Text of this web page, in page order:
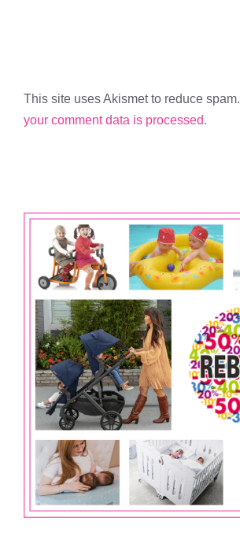
This site uses Akismet to reduce spam.
your comment data is processed.